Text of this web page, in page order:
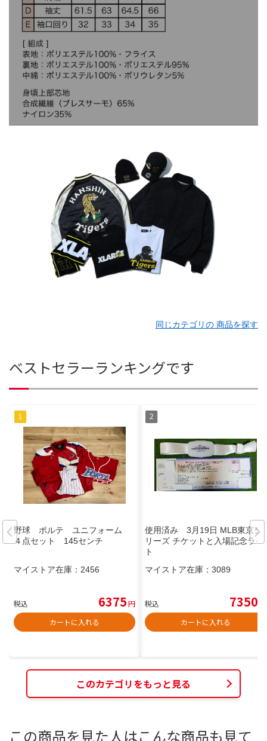
同じカテゴリの 商品を探す
ベストセラーランキングです
野球 ポルテ ユニフォーム
４点セット 145センチ
マイストア在庫： 2456
税込 6375円
カートに入れる
使用済み 3月19日 MLB東京シ
リーズ チケットと入場記念ライ
ト
マイストア在庫： 3089
税込 7350
カートに入れる
このカテゴリをもっと見る
この商品を見た人はこんな商品も見て